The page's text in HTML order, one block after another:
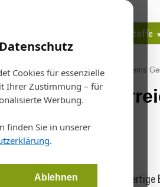
Cookies für essenzielle
Ihrer Zustimmung – für
Werbung.
finden Sie in unserer
.
Ablehnen
Bau- + Werkstoffe
Österreich/ Tooltechnic Systems
und produzieren wir hochwertige